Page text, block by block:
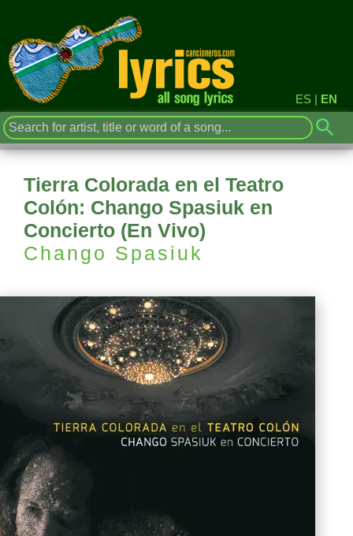
ES | EN
Tierra Colorada en el Teatro
Colón: Chango Spasiuk en
Concierto (En Vivo)
Chango Spasiuk